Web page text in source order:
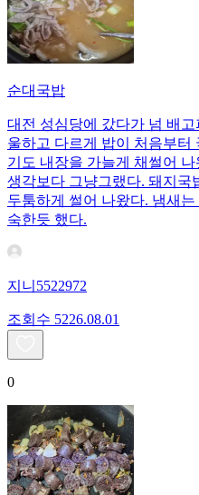
순대국밥
대전 성심당에 갔다가 넘 배
울하고 다르게 밥이 처음부터
기도 내장을 가늘게 채썰어
생각보다 그냥그랬다. 돼지국
두툼하게 썰어 나왔다. 냄새
숙한듯 했다.
지니5522972
조회수 5226.08.01
0